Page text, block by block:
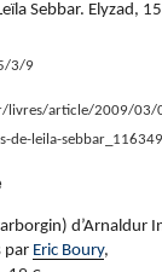
Sebbar. Elyzad,
3/9
livres/article/2009/03/
de-leila-
d’Arnaldur
par Eric Boury,